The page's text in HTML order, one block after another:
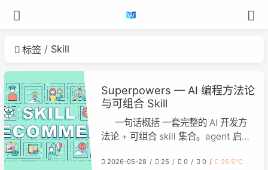
标签 Skill
Superpowers — AI 编程方法论
与可组合 Skill
一句话概括 一套完整的 AI 开发方
法论 + 可组合 skill 集合。agent 启动
TDD 计划 → 启动子 agent 分任务执
2026-05-28 25 0 0 26.5℃